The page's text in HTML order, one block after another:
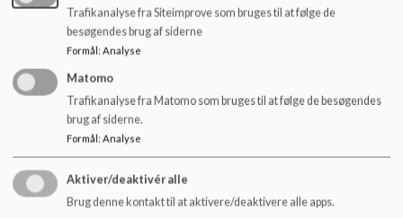
Ud fra refleksionsskemaet sammenskrives der et
udkast til princip, som præsenteres på
bestyrelsesmødet d. 12. oktober 2023
Alle udfylder refleksionsskema
Overordnede grund
Trafikanalyse fra Siteimprove som bruges til at følge de
besøgendes brug af siderne
Formål : Analyse
Matomo
Trafikanalyse fra Matomo som bruges til at følge de besøgendes
brug af siderne.
Formål: Analyse
Aktiver/deaktivér alle
Brug denne kontakt til at aktivere/deaktivere alle apps.